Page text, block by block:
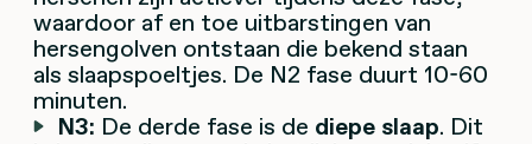
waardoor af en toe uitbarstingen van
hersengolven ontstaan die bekend staan
als slaapspoeltjes. De N2 fase duurt 10-60
minuten.
N3: De derde fase is de diepe slaap. Dit